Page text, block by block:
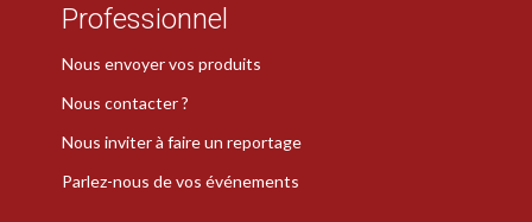
Professionnel
Nous envoyer vos produits
Nous contacter ?
Nous inviter à faire un reportage
Parlez-nous de vos événements